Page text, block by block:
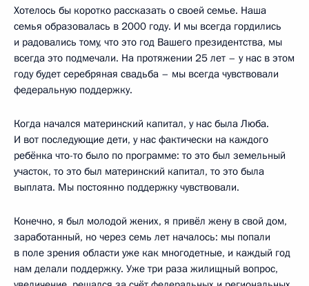
Хотелось бы коротко рассказать о своей семье. Наша
семья образовалась в 2000 году. И мы всегда гордились
и радовались тому, что это год Вашего президентства, мы
всегда это подмечали. На протяжении 25 лет – у нас в этом
году будет серебряная свадьба – мы всегда чувствовали
федеральную поддержку.
Когда начался материнский капитал, у нас была Люба.
И вот последующие дети, у нас фактически на каждого
ребёнка что-то было по программе: то это был земельный
участок, то это был материнский капитал, то это была
выплата. Мы постоянно поддержку чувствовали.
Конечно, я был молодой жених, я привёл жену в свой дом,
заработанный, но через семь лет началось: мы попали
в поле зрения области уже как многодетные, и каждый год
нам делали поддержку. Уже три раза жилищный вопрос,